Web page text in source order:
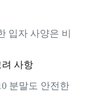
입자 사양은 비
사항
분말도 안전한